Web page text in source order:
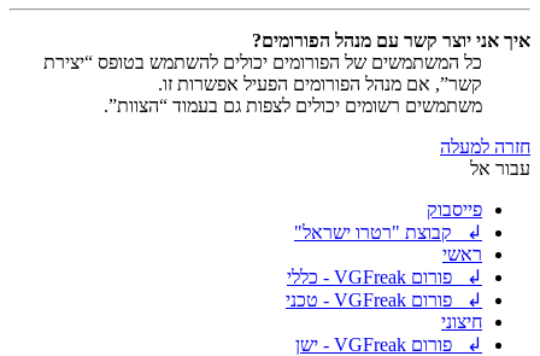
איך אני יוצר קשר עם מנהל הפורומים?
כל המשתמשים של הפורומים יכולים להשתמש בטופס “יצירת
קשר”, אם מנהל הפורומים הפעיל אפשרות זו.
משתמשים רשומים יכולים לצפות גם בעמוד “הצוות”.
חזרה למעלה
עבור אל
פייסבוק
↲ קבוצת "רטרו ישראל"
ראשי
↲ פורום VGFreak - כללי
↲ פורום VGFreak - טכני
חיצוני
↲ פורום VGFreak - ישן